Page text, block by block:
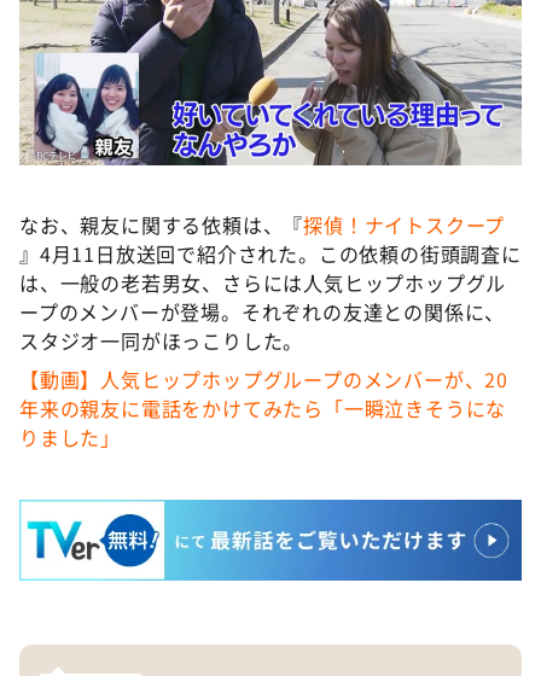
なお、親友に関する依頼は、『探偵！ナイトスクープ
』4月11日放送回で紹介された。この依頼の街頭調査に
は、一般の老若男女、さらには人気ヒップホップグル
ープのメンバーが登場。それぞれの友達との関係に、
スタジオ一同がほっこりした。
【動画】人気ヒップホップグループのメンバーが、20
年来の親友に電話をかけてみたら「一瞬泣きそうにな
りました」